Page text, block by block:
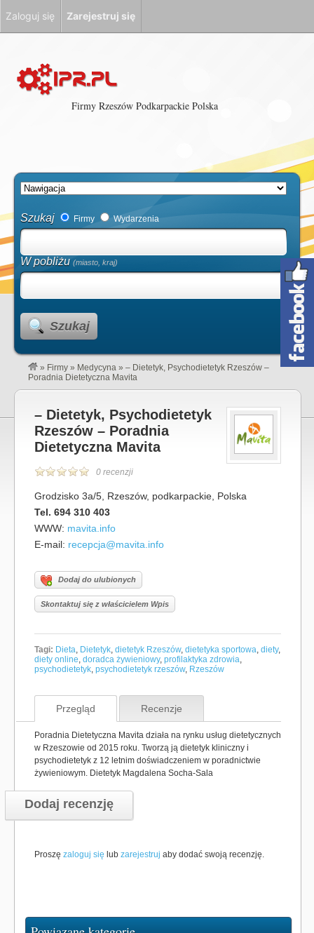
Firmy Rzeszów Podkarpackie Polska
Szukaj Firmy Wydarzenia
W pobliżu (miasto, kraj)
Szukaj
» Firmy » Medycyna » – Dietetyk, Psychodietetyk Rzeszów –
Poradnia Dietetyczna Mavita
– Dietetyk, Psychodietetyk
Rzeszów – Poradnia
Dietetyczna Mavita
0 recenzji
Grodzisko 3a/5, Rzeszów, podkarpackie, Polska
Tel. 694 310 403
WWW: mavita.info
E-mail: recepcja@mavita.info
Dodaj do ulubionych
Skontaktuj się z właścicielem Wpis
Tagi: Dieta, Dietetyk, dietetyk Rzeszów, dietetyka sportowa, diety,
diety online, doradca żywieniowy, profilaktyka zdrowia,
psychodietetyk, psychodietetyk rzeszów, Rzeszów
Przegląd Recenzje
Poradnia Dietetyczna Mavita działa na rynku usług dietetycznych
w Rzeszowie od 2015 roku. Tworzą ją dietetyk kliniczny i
psychodietetyk z 12 letnim doświadczeniem w poradnictwie
żywieniowym. Dietetyk Magdalena Socha-Sala
Dodaj recenzję
Proszę zaloguj się lub zarejestruj aby dodać swoją recenzję.
Zaloguj się Zarejestruj się